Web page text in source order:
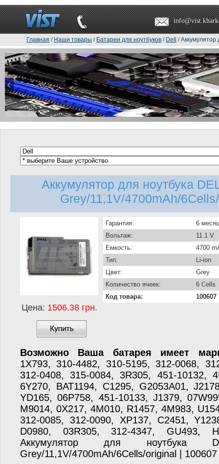
Главная / Наши товары / Батареи для ноутбуков / Dell /
Аккумулятор для ноутбука
Grey/11,1V/4700mAh/
Цена: 1506.38 грн.
Гарантия:
6
Вольтаж:
11.1 V
Емкость:
4700
Тип:
Li-ion
Цвет:
Grey
Количество ячеек:
6 Cells
Код товара:
100607
Возможно Ваша батарея имеет
1X793, 310-4482, 310-5195, 312-0068,
312-0408, 315-0084, 3R305, 451-10132,
6Y270, BAT1194, C1295, G2053A01,
YD165, 06P758, 451-10133, J1379,
M9014, 0X217, 4M010, R1457, 4M983,
312-0085, 312-0090, XP137, C2451,
D0980, 03R305, 312-4347, GU493,
Аккумулятор для ноутбука
Grey/11,1V/4700mAh/6Cells/original | 100607